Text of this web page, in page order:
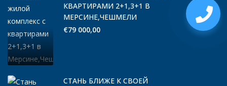
КВАРТИРАМИ 2+1,3+1 В
МЕРСИНЕ,ЧЕШМЕЛИ
€79 000,00
СТАНЬ БЛИЖЕ К СВОЕЙ